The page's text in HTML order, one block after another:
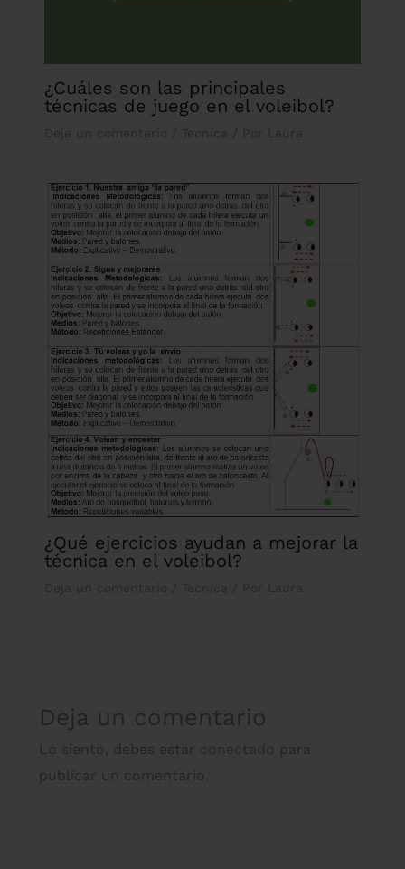
¿Cuáles son las principales
técnicas de juego en el voleibol?
Deja un comentario / Tecnica / Por Laura
¿Qué ejercicios ayudan a mejorar la
técnica en el voleibol?
Deja un comentario / Tecnica / Por Laura
Deja un comentario
Lo siento, debes estar conectado para
publicar un comentario.